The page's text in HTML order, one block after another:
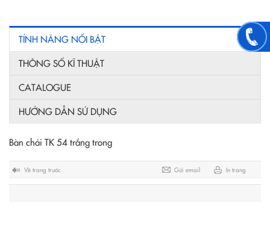
TÍNH NĂNG NỔI BẬT
THÔNG SỐ KĨ THUẬT
CATALOGUE
HƯỚNG DẪN SỬ DỤNG
Bàn chải TK 54 trắng trong
Về trang trước Gửi email In trang